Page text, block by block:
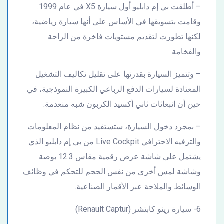
– أطلقت بي إم دابليو أول سيارة X5 في عام 1999.
وقامت بتسويقها في الأساس على أنها سيارة رياضية،
لكنها تطورت لتقديم مستويات فاخرة من الراحة
والفخامة.
– وتتميز السيارة بقدرتها على تقليل تكاليف التشغيل
المعتادة لسيارات الدفع الرباعي الكبيرة النموذجية، في
حين أن انبعاثات ثاني أكسيد الكربون شبه منعدمة.
– بمجرد دخول السيارة، ستستفيد من نظام المعلومات
والترفيه الاحترافي Live Cockpit من بي إم دابليو الذي
يشتمل على شاشة عرض رقمية مقاس 12.3 بوصة
وشاشة لمس أخرى من نفس الحجم للتحكم في وظائف
الوسائط والملاحة عبر الأقمار الصناعية.
6- سيارة رينو كابتشر (Renault Captur)